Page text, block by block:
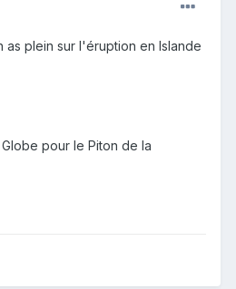
as plein sur l'éruption en Islande
pour le Piton de la